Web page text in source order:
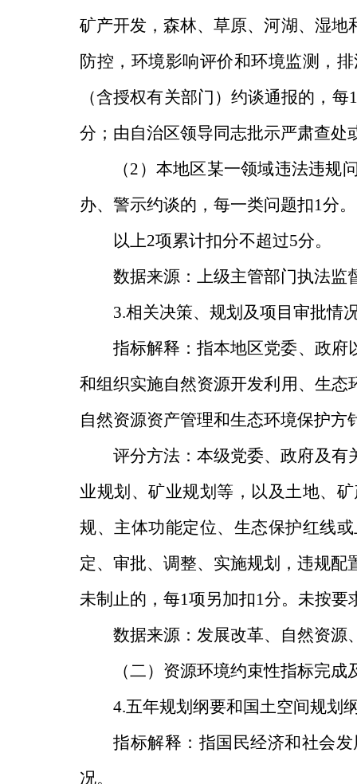
矿产开发，森林、草原、河湖、湿
防控，环境影响评价和环境监测，
（含授权有关部门）约谈通报的，每1
分；由自治区领导同志批示严肃查处
（2 ）本地区某一领域违法违规
办、警示约谈的，每一类问题扣1分。
以上2项累计扣分不超过5分。
数据来源：上级主管部门执法监
3.相关决策、规划及项目审批情
指标解释：指本地区党委、 政府
和组织实施自然资源开发利用、生
自然资源资产管理和生态环境保护方
评分方法：本级党委、政府及有
业规划、矿业规划等，以及土地、
规、主体功能定位、生态保护红线
定、审批、调整、实施规划，违规配
未制止的，每1项另加扣1分。未按要
数据来源：发展改革、自然资源
（二）资源环境约束性指标完
4.五年规划纲要和国土空间规划
指标解释：指国民经济和社会
况。